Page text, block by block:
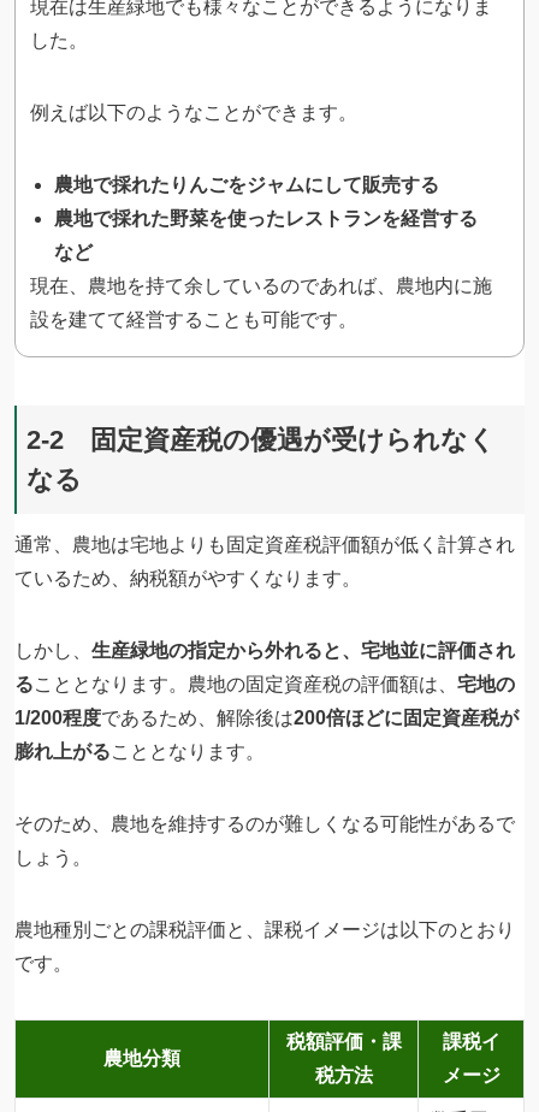
現在は生産緑地でも様々なことができるようになりま
した。
例えば以下のようなことができます。
農地で採れたりんごをジャムにして販売する
農地で採れた野菜を使ったレストランを経営する
など
現在、農地を持て余しているのであれば、農地内に施
設を建てて経営することも可能です。
2-2 固定資産税の優遇が受けられなく
なる
通常、農地は宅地よりも固定資産税評価額が低く計算され
ているため、納税額がやすくなります。
しかし、 生産緑地の指定から外れると、宅地並に評価され
ることとなります。農地の固定資産税の評価額は、 宅地の
1/200程度であるため、解除後は200倍ほどに固定資産税が
膨れ上がることとなります。
そのため、農地を維持するのが難しくなる可能性があるで
しょう。
農地種別ごとの課税評価と、課税イメージは以下のとおり
です。
農地分類
税額評価・課
税方法
課税イ
メージ